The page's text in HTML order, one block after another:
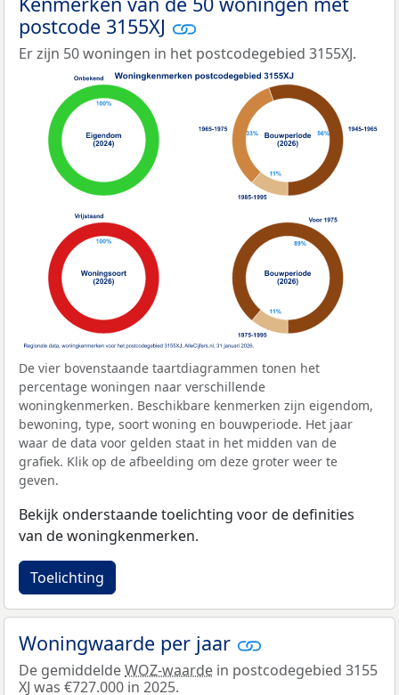
postcode 3155XJ
Er zijn 50 woningen in het postcodegebied 3155XJ.
De vier bovenstaande taartdiagrammen tonen het
percentage woningen naar verschillende
woningkenmerken. Beschikbare kenmerken zijn eigendom,
bewoning, type, soort woning en bouwperiode. Het jaar
waar de data voor gelden staat in het midden van de
grafiek. Klik op de afbeelding om deze groter weer te
geven.
Bekijk onderstaande toelichting voor de definities
van de woningkenmerken.
Toelichting
Woningwaarde per jaar
De gemiddeldeWOZ-waarde in postcodegebied 3155
XJ was €727.000 in 2025.